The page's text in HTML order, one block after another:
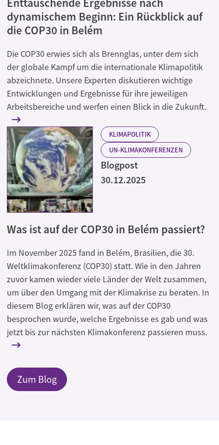
dynamischem Beginn: Ein Rückblick auf
die COP30 in Belém
Die COP30 erwies sich als Brennglas, unter dem sich
der globale Kampf um die internationale Klimapolitik
abzeichnete. Unsere Experten diskutieren wichtige
Entwicklungen und Ergebnisse für ihre jeweiligen
Arbeitsbereiche und werfen einen Blick in die Zukunft.
KLIMAPOLITIK
UN-KLIMAKONFERENZEN
Blogpost
30.12.2025
Was ist auf der COP30 in Belém passiert?
Im November 2025 fand in Belém, Brasilien, die 30.
Weltklimakonferenz (COP30) statt. Wie in den Jahren
zuvor kamen wieder viele Länder der Welt zusammen,
um über den Umgang mit der Klimakrise zu beraten. In
diesem Blog erklären wir, was auf der COP30
besprochen wurde, welche Ergebnisse es gab und was
jetzt bis zur nächsten Klimakonferenz passieren muss.
Zum Blog